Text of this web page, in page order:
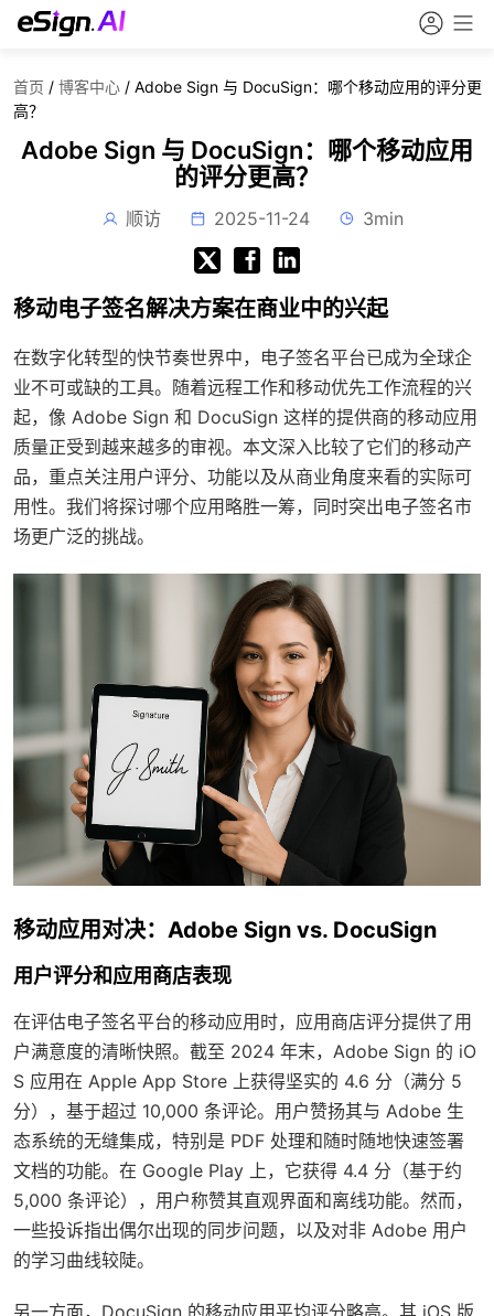
首页 / 博客中心 / Adobe Sign 与 DocuSign：哪个移动应用的评分更
高？
Adobe Sign 与 DocuSign：哪个移动应用
的评分更高？
顺访 2025-11-24 3min
移动电子签名解决方案在商业中的兴起
在数字化转型的快节奏世界中，电子签名平台已成为全球企
业不可或缺的工具。随着远程工作和移动优先工作流程的兴
起，像 Adobe Sign 和 DocuSign 这样的提供商的移动应用
质量正受到越来越多的审视。本文深入比较了它们的移动产
品，重点关注用户评分、功能以及从商业角度来看的实际可
用性。我们将探讨哪个应用略胜一筹，同时突出电子签名市
场更广泛的挑战。
移动应用对决：Adobe Sign vs. DocuSign
用户评分和应用商店表现
在评估电子签名平台的移动应用时，应用商店评分提供了用
户满意度的清晰快照。截至 2024 年末，Adobe Sign 的 iO
S 应用在 Apple App Store 上获得坚实的 4.6 分（满分 5
分），基于超过 10,000 条评论。用户赞扬其与 Adobe 生
态系统的无缝集成，特别是 PDF 处理和随时随地快速签署
文档的功能。在 Google Play 上，它获得 4.4 分（基于约
5,000 条评论），用户称赞其直观界面和离线功能。然而，
一些投诉指出偶尔出现的同步问题，以及对非 Adobe 用户
的学习曲线较陡。
另一方面，DocuSign 的移动应用平均评分略高。其 iOS 版